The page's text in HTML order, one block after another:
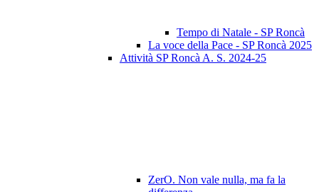
Tempo di Natale - SP Roncà
La voce della Pace - SP Roncà 2025
Attività SP Roncà A. S. 2024-25
ZerO. Non vale nulla, ma fa la